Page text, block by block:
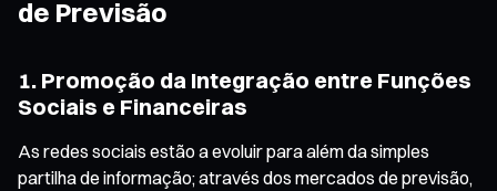
de Previsão
1. Promoção da Integração entre Funções
Sociais e Financeiras
As redes sociais estão a evoluir para além da simples
partilha de informação; através dos mercados de previsão,